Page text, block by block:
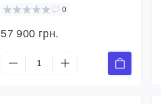
0
57 900 грн.